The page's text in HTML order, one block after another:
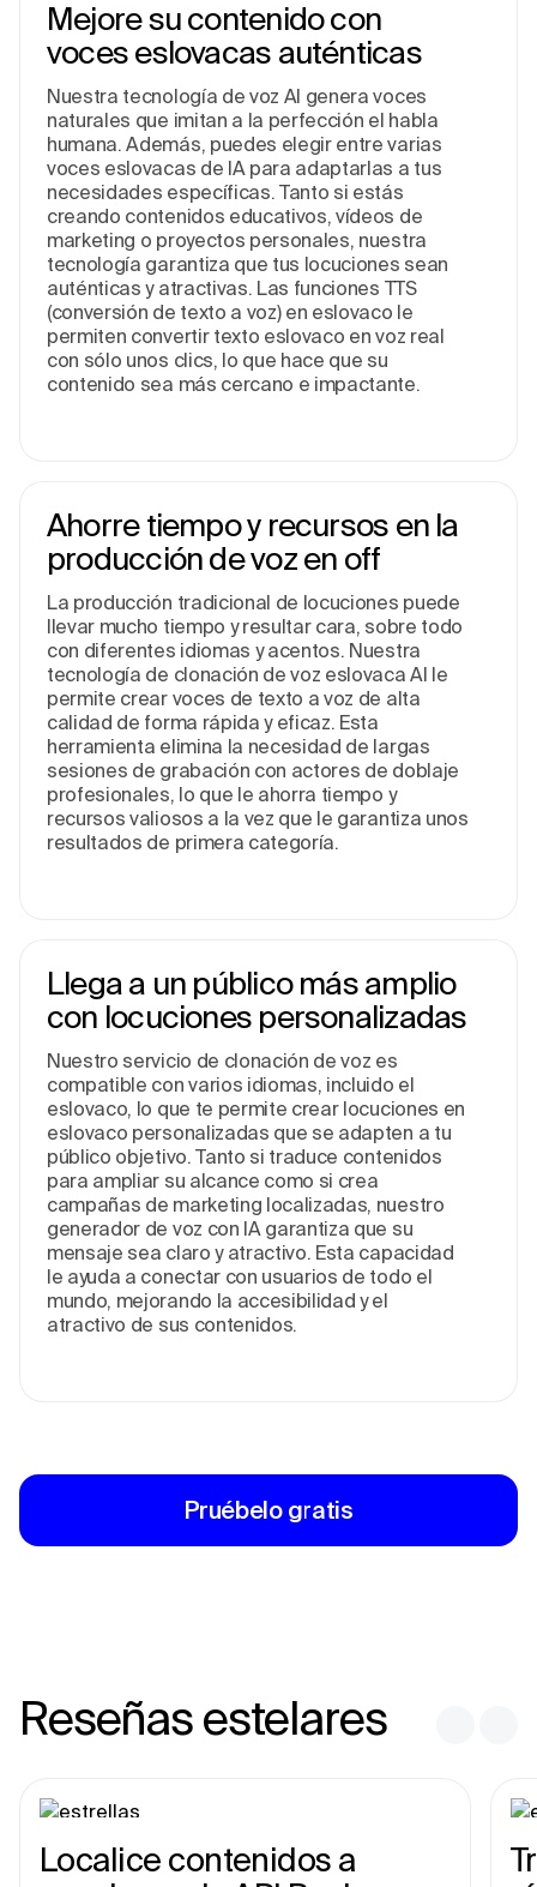
Mejore su contenido con
voces eslovacas auténticas
Nuestra tecnología de voz AI genera voces
naturales que imitan a la perfección el habla
humana. Además, puedes elegir entre varias
voces eslovacas de IA para adaptarlas a tus
necesidades específicas. Tanto si estás
creando contenidos educativos, vídeos de
marketing o proyectos personales, nuestra
tecnología garantiza que tus locuciones sean
auténticas y atractivas. Las funciones TTS
(conversión de texto a voz) en eslovaco le
permiten convertir texto eslovaco en voz real
con sólo unos clics, lo que hace que su
contenido sea más cercano e impactante.
Ahorre tiempo y recursos en la
producción de voz en off
La producción tradicional de locuciones puede
llevar mucho tiempo y resultar cara, sobre todo
con diferentes idiomas y acentos. Nuestra
tecnología de clonación de voz eslovaca AI le
permite crear voces de texto a voz de alta
calidad de forma rápida y eficaz. Esta
herramienta elimina la necesidad de largas
sesiones de grabación con actores de doblaje
profesionales, lo que le ahorra tiempo y
recursos valiosos a la vez que le garantiza unos
resultados de primera categoría.
Llega a un público más amplio
con locuciones personalizadas
Nuestro servicio de clonación de voz es
compatible con varios idiomas, incluido el
eslovaco, lo que te permite crear locuciones en
eslovaco personalizadas que se adapten a tu
público objetivo. Tanto si traduce contenidos
para ampliar su alcance como si crea
campañas de marketing localizadas, nuestro
generador de voz con IA garantiza que su
mensaje sea claro y atractivo. Esta capacidad
le ayuda a conectar con usuarios de todo el
mundo, mejorando la accesibilidad y el
atractivo de sus contenidos.
Pruébelo gratis
Reseñas estelares
Localice contenidos a